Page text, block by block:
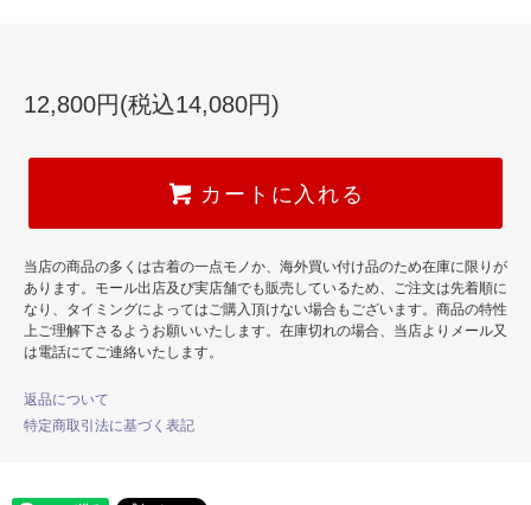
12,800円(税込14,080円)
カートに入れる
当店の商品の多くは古着の一点モノか、海外買い付け品のため在庫に限りが
あります。モール出店及び実店舗でも販売しているため、ご注文は先着順に
なり、タイミングによってはご購入頂けない場合もございます。商品の特性
上ご理解下さるようお願いいたします。在庫切れの場合、当店よりメール又
は電話にてご連絡いたします。
返品について
特定商取引法に基づく表記